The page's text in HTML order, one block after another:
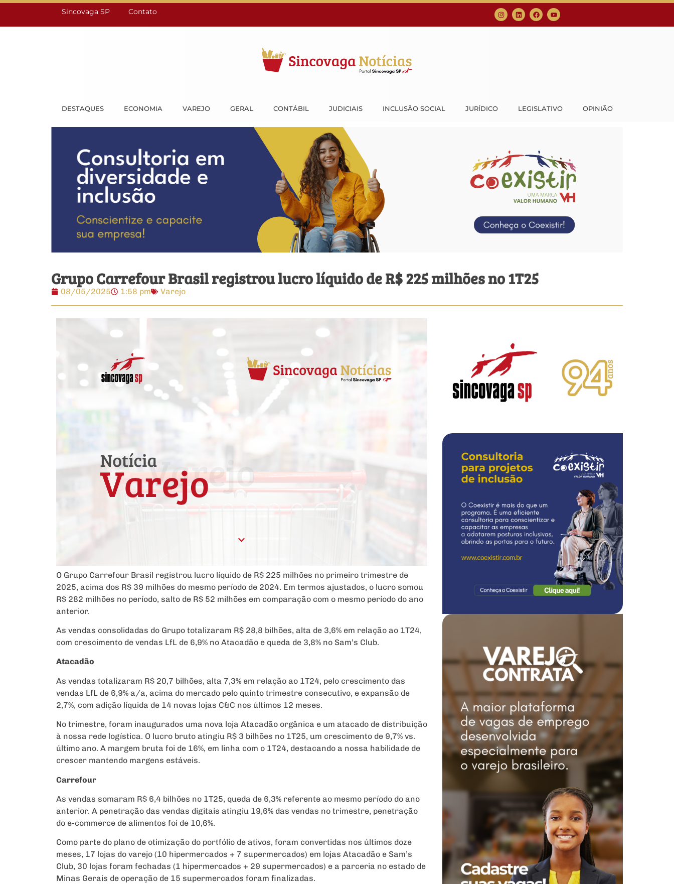
Sincovaga SP Contato
DESTAQUES ECONOMIA VAREJO GERAL CONTÁBIL JUDICIAIS INCLUSÃO SOCIAL JURÍDICO LEGISLATIVO OPINIÃO
Grupo Carrefour Brasil registrou lucro líquido de R$ 225 milhões no 1T25
08/05/2025 1:58 pm Varejo
O Grupo Carrefour Brasil registrou lucro líquido de R$ 225 milhões no primeiro trimestre de
2025, acima dos R$ 39 milhões do mesmo período de 2024. Em termos ajustados, o lucro somou
R$ 282 milhões no período, salto de R$ 52 milhões em comparação com o mesmo período do ano
anterior.
As vendas consolidadas do Grupo totalizaram R$ 28,8 bilhões, alta de 3,6% em relação ao 1T24,
com crescimento de vendas LfL de 6,9% no Atacadão e queda de 3,8% no Sam’s Club.
Atacadão
As vendas totalizaram R$ 20,7 bilhões, alta 7,3% em relação ao 1T24, pelo crescimento das
vendas LfL de 6,9% a/a, acima do mercado pelo quinto trimestre consecutivo, e expansão de
2,7%, com adição líquida de 14 novas lojas C&C nos últimos 12 meses.
No trimestre, foram inaugurados uma nova loja Atacadão orgânica e um atacado de distribuição
à nossa rede logística. O lucro bruto atingiu R$ 3 bilhões no 1T25, um crescimento de 9,7% vs.
último ano. A margem bruta foi de 16%, em linha com o 1T24, destacando a nossa habilidade de
crescer mantendo margens estáveis.
Carrefour
As vendas somaram R$ 6,4 bilhões no 1T25, queda de 6,3% referente ao mesmo período do ano
anterior. A penetração das vendas digitais atingiu 19,6% das vendas no trimestre, penetração
do e-commerce de alimentos foi de 10,6%.
Como parte do plano de otimização do portfólio de ativos, foram convertidas nos últimos doze
meses, 17 lojas do varejo (10 hipermercados + 7 supermercados) em lojas Atacadão e Sam’s
Club, 30 lojas foram fechadas (1 hipermercados + 29 supermercados) e a parceria no estado de
Minas Gerais de operação de 15 supermercados foram finalizadas.